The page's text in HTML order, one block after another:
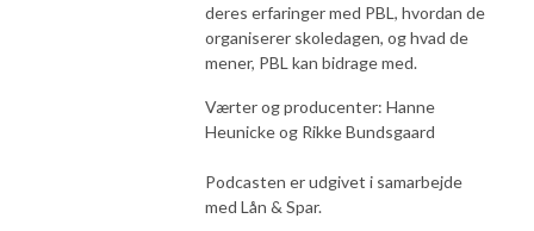
deres erfaringer med PBL, hvordan de
organiserer skoledagen, og hvad de
mener, PBL kan bidrage med.
Værter og producenter: Hanne
Heunicke og Rikke Bundsgaard
Podcasten er udgivet i samarbejde
med Lån & Spar.